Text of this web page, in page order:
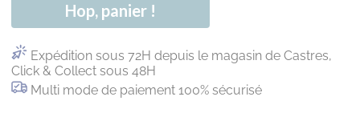
Hop, panier !
Expédition sous 72H depuis le magasin de Castres,
Click & Collect sous 48H
Multi mode de paiement 100% sécurisé